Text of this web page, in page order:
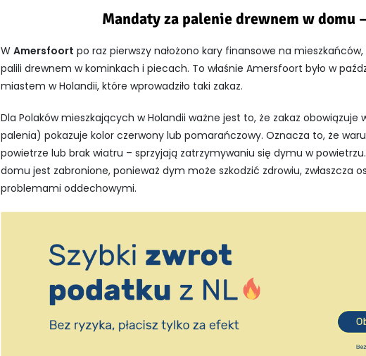
Mandaty za palenie drewnem w domu
W Amersfoort po raz pierwszy nałożono kary finansowe na
palili drewnem w kominkach i piecach. To właśnie Amersfoort było w
miastem w Holandii, które wprowadziło taki zakaz.
Dla Polaków mieszkających w Holandii ważne jest to, że zakaz obowiązuje
palenia) pokazuje kolor czerwony lub pomarańczowy. Oznacza to, że
powietrze lub brak wiatru – sprzyjają zatrzymywaniu się dymu w
domu jest zabronione, ponieważ dym może szkodzić zdrowiu, zwłaszcza
problemami oddechowymi.